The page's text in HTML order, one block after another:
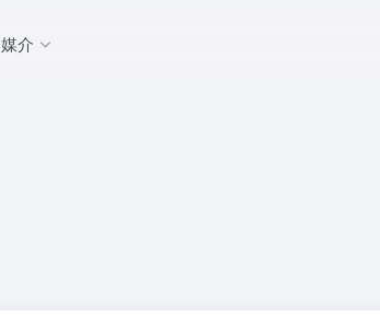
媒介